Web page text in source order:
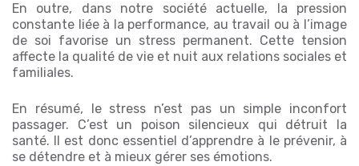
En outre, dans notre société actuelle, la pression
constante liée à la performance, au travail ou à l’image
de soi favorise un stress permanent. Cette tension
affecte la qualité de vie et nuit aux relations sociales et
familiales.
En résumé, le stress n’est pas un simple inconfort
passager. C’est un poison silencieux qui détruit la
santé. Il est donc essentiel d’apprendre à le prévenir, à
se détendre et à mieux gérer ses émotions.